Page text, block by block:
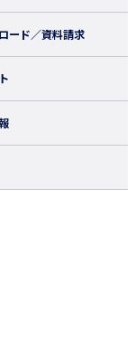
ード／資料請求